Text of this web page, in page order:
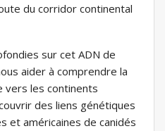
du corridor continental
sur cet ADN de
aider à comprendre la
vers les continents
des liens génétiques
et américaines de canidés